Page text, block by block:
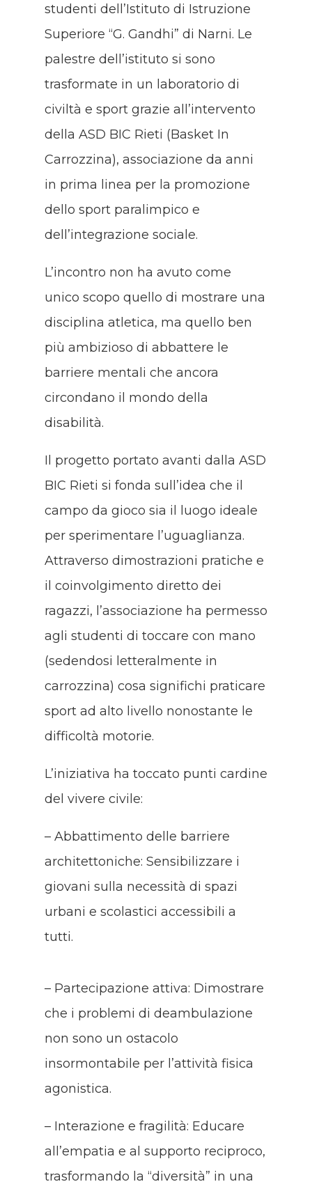
studenti dell’Istituto di Istruzione
Superiore “G. Gandhi” di Narni. Le
palestre dell’istituto si sono
trasformate in un laboratorio di
civiltà e sport grazie all’intervento
della ASD BIC Rieti (Basket In
Carrozzina), associazione da anni
in prima linea per la promozione
dello sport paralimpico e
dell’integrazione sociale.
L’incontro non ha avuto come
unico scopo quello di mostrare una
disciplina atletica, ma quello ben
più ambizioso di abbattere le
barriere mentali che ancora
circondano il mondo della
disabilità.
Il progetto portato avanti dalla ASD
BIC Rieti si fonda sull’idea che il
campo da gioco sia il luogo ideale
per sperimentare l’uguaglianza.
Attraverso dimostrazioni pratiche e
il coinvolgimento diretto dei
ragazzi, l’associazione ha permesso
agli studenti di toccare con mano
(sedendosi letteralmente in
carrozzina) cosa significhi praticare
sport ad alto livello nonostante le
difficoltà motorie.
L’iniziativa ha toccato punti cardine
del vivere civile:
– Abbattimento delle barriere
architettoniche: Sensibilizzare i
giovani sulla necessità di spazi
urbani e scolastici accessibili a
tutti.
– Partecipazione attiva: Dimostrare
che i problemi di deambulazione
non sono un ostacolo
insormontabile per l’attività fisica
agonistica.
– Interazione e fragilità: Educare
all’empatia e al supporto reciproco,
trasformando la “diversità” in una